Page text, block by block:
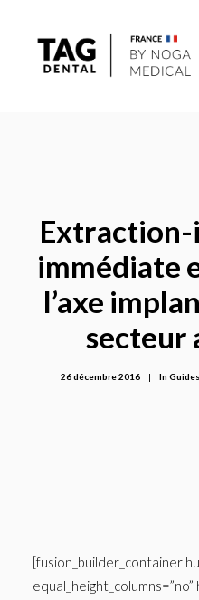
Solutions
immédiate
l’axe
secteur
26 décembre 2016 | In
[fusion_builder_container